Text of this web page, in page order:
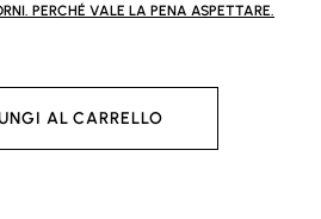
PERCHÉ VALE LA PENA ASPETTARE.
AL CARRELLO